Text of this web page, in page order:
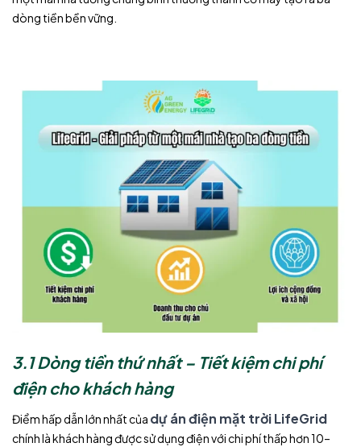
dòng tiền bền vững.
3.1 Dòng tiền thứ nhất – Tiết kiệm chi phí
điện cho khách hàng
Điểm hấp dẫn lớn nhất của dự án điện mặt trời LifeGrid
chính là khách hàng được sử dụng điện với chi phí thấp hơn 10–